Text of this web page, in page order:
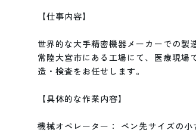
【仕事内容】
世界的な大手精密機器メーカーでの製
常陸大宮市にある工場にて、医療現場
造・検査をお任せします。
【具体的な作業内容】
機械オペレーター： ペン先サイズの